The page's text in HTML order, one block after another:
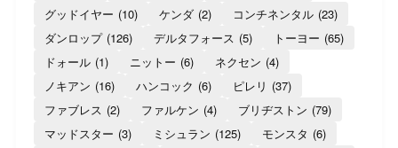
グッドイヤー (10) ケンダ (2) コンチネンタル (23)
ダンロップ (126) デルタフォース (5) トーヨー (65)
ドォール (1) ニットー (6) ネクセン (4)
ノキアン (16) ハンコック (6) ピレリ (37)
ファブレス (2) ファルケン (4) ブリヂストン (79)
マッドスター (3) ミシュラン (125) モンスタ (6)